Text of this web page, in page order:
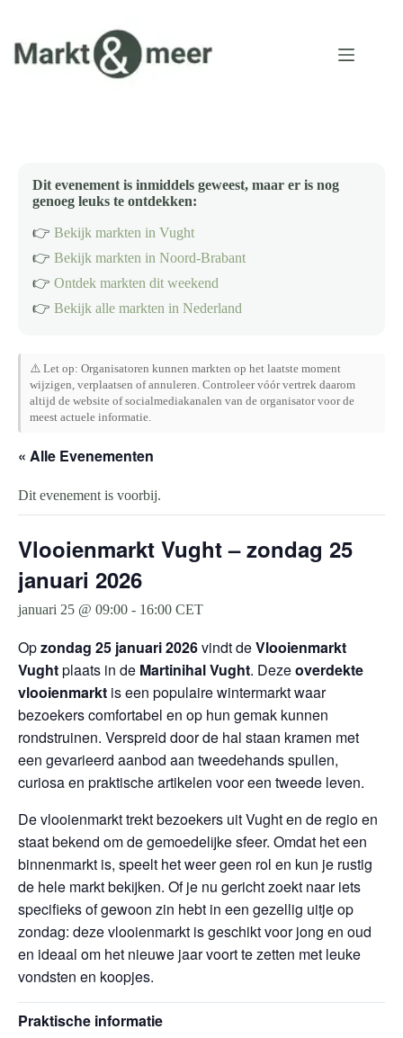
inhoud
Dit evenement is inmiddels geweest, maar er is nog
genoeg leuks te ontdekken:
👉 Bekijk markten in Vught
👉 Bekijk markten in Noord-Brabant
👉 Ontdek markten dit weekend
👉 Bekijk alle markten in Nederland
⚠️ Let op: Organisatoren kunnen markten op het laatste moment
wijzigen, verplaatsen of annuleren. Controleer vóór vertrek daarom
altijd de website of socialmediakanalen van de organisator voor de
meest actuele informatie.
« Alle Evenementen
Dit evenement is voorbij.
Vlooienmarkt Vught – zondag 25
januari 2026
januari 25 @ 09:00 - 16:00 CET
Opzondag 25 januari 2026vindt deVlooienmarkt
Vughtplaats in de Martinihal Vught. Dezeoverdekte
vlooienmarkt is een populaire wintermarkt waar
bezoekers comfortabel en op hun gemak kunnen
rondstruinen. Verspreid door de hal staan kramen met
een gevarieerd aanbod aan tweedehands spullen,
curiosa en praktische artikelen voor een tweede leven.
De vlooienmarkt trekt bezoekers uit Vught en de regio en
staat bekend om de gemoedelijke sfeer. Omdat het een
binnenmarkt is, speelt het weer geen rol en kun je rustig
de hele markt bekijken. Of je nu gericht zoekt naar iets
specifieks of gewoon zin hebt in een gezellig uitje op
zondag: deze vlooienmarkt is geschikt voor jong en oud
en ideaal om het nieuwe jaar voort te zetten met leuke
vondsten en koopjes.
Praktische informatie